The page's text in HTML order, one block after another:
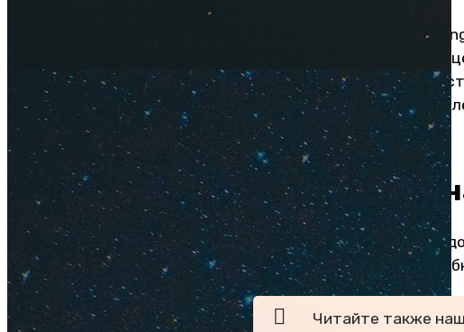
Можно заглянуть в
действует скидка 20%. В
(Kungsholmen). Другой
адресу Sveavagen 47.
примерно за 110 крон.
Тайская еда
Еще один вариант, где
навынос. Вкусно, быстро,
Читайте также